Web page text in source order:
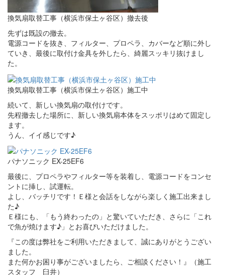
換気扇取替工事（横浜市保土ヶ谷区）撤去後
先ずは既設の撤去。
電源コードを抜き、フィルター、プロペラ、カバーなど順に外し
ていき、最後に取付け金具を外したら、綺麗スッキリ抜けまし
た。
換気扇取替工事（横浜市保土ヶ谷区）施工中
続いて、新しい換気扇の取付けです。
先程撤去した場所に、新しい換気扇本体をスッポリはめて固定し
ます。
うん、イイ感じです♪
パナソニック EX-25EF6
最後に、プロペラやフィルター等を装着し、電源コードをコンセ
ントに挿し、試運転。
よし、バッチリです！Ｅ様と会話をしながら楽しく施工出来まし
た♪
Ｅ様にも、「もう終わったの」と驚いていただき、さらに「これ
で魚が焼けます♪」とお喜びいただけました。
『この度は弊社をご利用いただきまして、誠にありがとうござい
ました。
また何かお困り事がございましたら、ご相談ください！』（施工
スタッフ 臼井）